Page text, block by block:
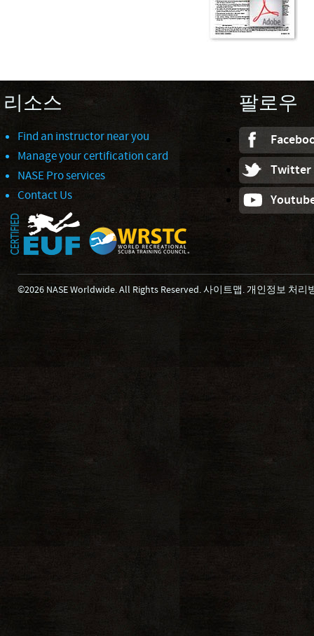
리소스
Find an instructor near you
Manage your certification card
NASE Pro services
Contact Us
팔로우
Twitter
©2026 NASE Worldwide. All Rights Reserved.사이트맵.개인정보 처리